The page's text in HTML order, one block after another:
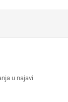
u najavi